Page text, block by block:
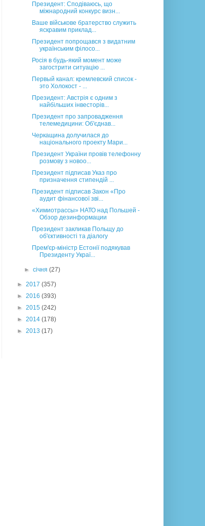
Президент: Сподіваюсь, що
міжнародний конкурс визн...
Ваше військове братерство служить
яскравим приклад...
Президент попрощався з видатним
українським філосо...
Росія в будь-який момент може
загострити ситуацію ...
Первый канал: кремлевский список -
это Холокост - ...
Президент: Австрія є одним з
найбільших інвесторів...
Президент про запровадження
телемедицини: Об'єднав...
Черкащина долучилася до
національного проекту Мари...
Президент України провів телефонну
розмову з новоо...
Президент підписав Указ про
призначення стипендій ...
Президент підписав Закон «Про
аудит фінансової зві...
«Химиотрассы» НАТО над Польшей -
Обзор дезинформации
Президент закликав Польщу до
об'єктивності та діалогу
Прем'єр-міністр Естонії подякував
Президенту Украї...
►січня(27)
► 2017 (357)
► 2016 (393)
► 2015 (242)
► 2014 (178)
► 2013 (17)